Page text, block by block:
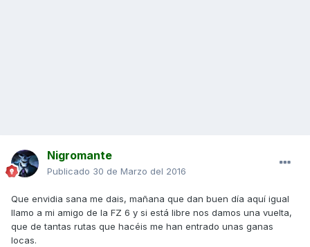
Nigromante
Publicado 30 de Marzo del 2016
Que envidia sana me dais, mañana que dan buen día aquí igual
llamo a mi amigo de la FZ 6 y si está libre nos damos una vuelta,
que de tantas rutas que hacéis me han entrado unas ganas
locas.